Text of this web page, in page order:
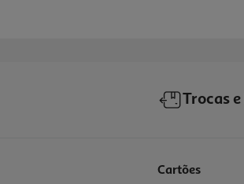
Trocas
Cartões